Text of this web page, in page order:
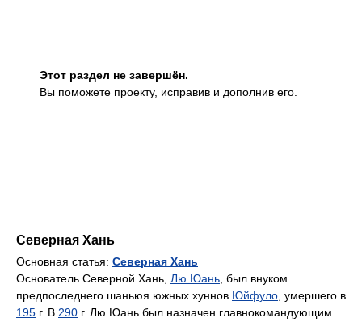
Этот раздел не завершён.
Вы поможете проекту, исправив и дополнив его.
Северная Хань
Основная статья: Северная Хань
Основатель Северной Хань, Лю Юань, был внуком
предпоследнего шаньюя южных хуннов Юйфуло, умершего в
195 г. В 290 г. Лю Юань был назначен главнокомандующим